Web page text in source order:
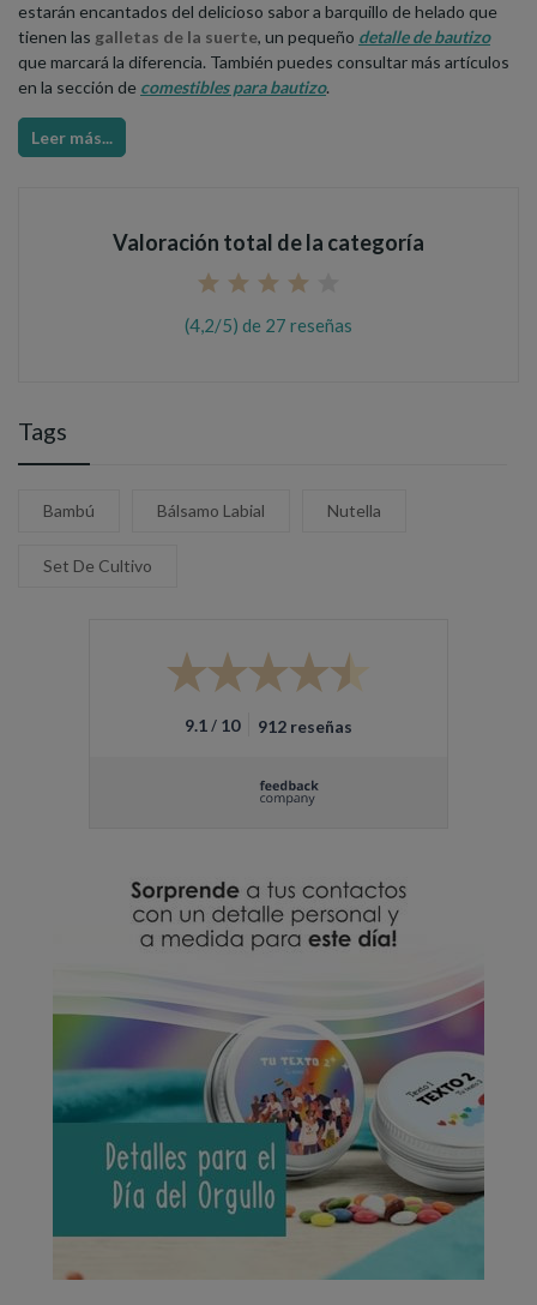
Tags
Bambú Bálsamo Labial Nutella
Set De Cultivo
9.1/ 10 912 reseñas
estarán encantados del delicioso sabor a barquillo de helado que
tienen las galletas de la suerte, un pequeño detalle de bautizo
que marcará la diferencia. También puedes consultar más artículos
en la sección de comestibles para bautizo.
Leer más...
Valoración total de la categoría
(4,2/5) de 27 reseñas